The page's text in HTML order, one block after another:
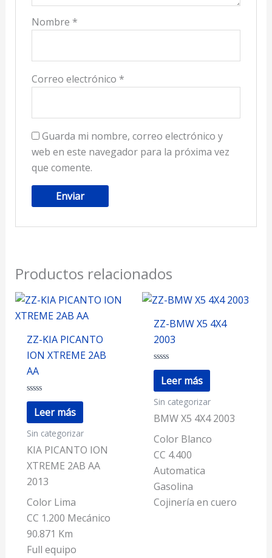
Nombre *
Correo electrónico *
Guarda mi nombre, correo electrónico y
web en este navegador para la próxima vez
que comente.
Productos relacionados
ZZ-KIA PICANTO
ION XTREME 2AB
AA
Valorado
con
de
5
Leer más
Sin categorizar
KIA PICANTO ION
XTREME 2AB AA
2013
Color Lima
CC 1.200 Mecánico
90.871 Km
Full equipo
ZZ-BMW X5 4X4
2003
Valorado
con
de
5
Leer más
Sin categorizar
BMW X5 4X4 2003
Color Blanco
CC 4.400
Automatica
Gasolina
Cojinería en cuero